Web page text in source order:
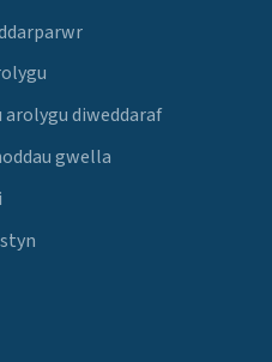
arolygu diweddaraf
gwella